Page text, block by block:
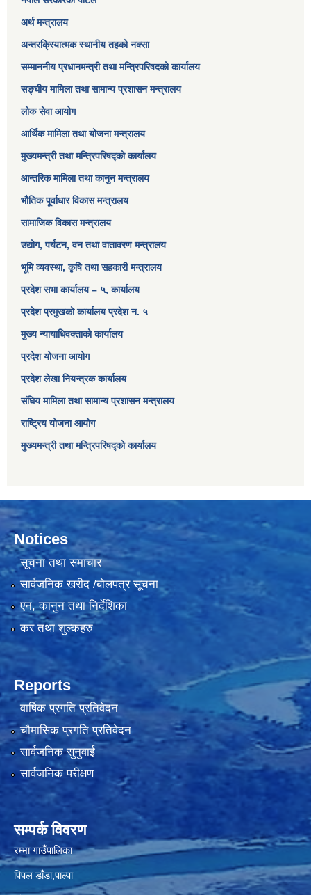
अर्थ मन्त्रालय
अन्तरक्रियात्मक स्थानीय तहको नक्सा
सम्माननीय प्रधानमन्त्री तथा मन्त्रिपरिषद‌को कार्यालय
सङ्‍घीय मामिला तथा सामान्य प्रशासन मन्त्रालय
लोक सेवा आयोग
आर्थिक मामिला तथा योजना मन्त्रालय​
मुख्यमन्त्री तथा मन्त्रिपरिषद्को कार्यालय
आन्तरिक मामिला तथा कानुन मन्त्रालय
भौतिक पूर्वाधार विकास मन्त्रालय
सामाजिक विकास मन्त्रालय
उद्योग, पर्यटन, वन तथा वातावरण मन्त्रालय
भूमि व्यवस्था, कृषि तथा सहकारी मन्त्रालय
प्रदेश सभा कार्यालय – ५, कार्यालय
प्रदेश प्रमुखको कार्यालय प्रदेश न. ५
मुख्य न्यायाधिवक्ताको कार्यालय
प्रदेश योजना आयोग
प्रदेश लेखा नियन्त्रक कार्यालय
संघिय मामिला तथा सामान्य प्रशासन मन्त्रालय
राष्ट्रिय योजना आयोग
मुख्यमन्त्री तथा मन्त्रिपरिषद्को कार्यालय
Notices
सूचना तथा समाचार
सार्वजनिक खरीद /बोलपत्र सूचना
एन, कानुन तथा निर्देशिका
कर तथा शुल्कहरु
Reports
वार्षिक प्रगति प्रतिवेदन
चौमासिक प्रगति प्रतिवेदन
सार्वजनिक सुनुवाई
सार्वजनिक परीक्षण
सम्पर्क विवरण
रम्भा गाउँपालिका
पिपल डाँडा,पाल्पा